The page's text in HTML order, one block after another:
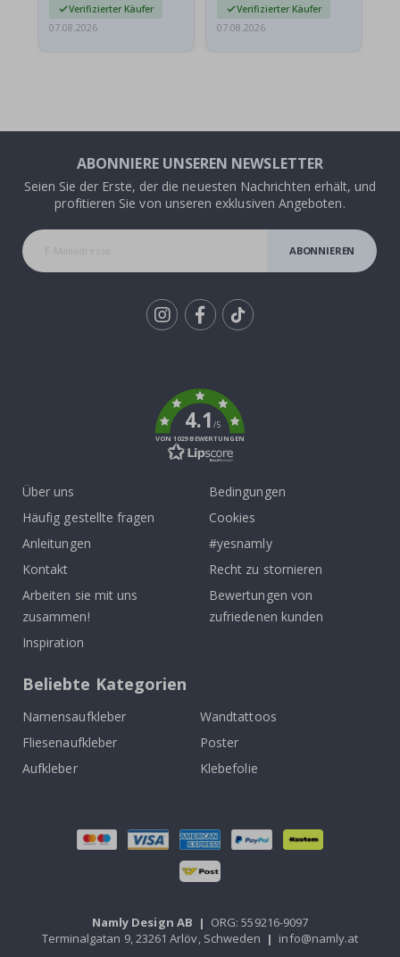
Verifizierter Käufer
07.08.2026
Verifizierter Käufer
07.08.2026
ABONNIERE UNSEREN NEWSLETTER
Seien Sie der Erste, der die neuesten Nachrichten erhält, und
profitieren Sie von unseren exklusiven Angeboten.
ABONNIEREN
4.1/5
VON 1029 BEWERTUNGEN
Über uns
Häufig gestellte fragen
Anleitungen
Kontakt
Arbeiten sie mit uns
zusammen!
Inspiration
Bedingungen
Cookies
#yesnamly
Recht zu stornieren
Bewertungen von
zufriedenen kunden
Beliebte Kategorien
Namensaufkleber
Wandtattoos
Fliesenaufkleber
Poster
Aufkleber
Klebefolie
Namly Design AB | ORG: 559216-9097
Terminalgatan 9, 23261 Arlöv, Schweden | info@namly.at